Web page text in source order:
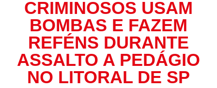
CRIMINOSOS USAM
BOMBAS E FAZEM
REFÉNS DURANTE
ASSALTO A PEDÁGIO
NO LITORAL DE SP